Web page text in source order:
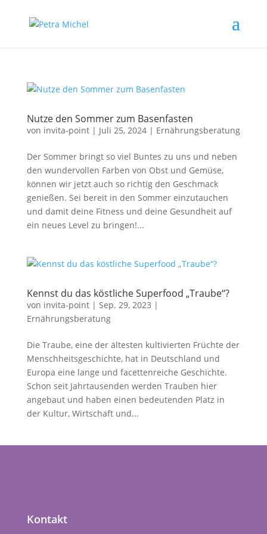
Nutze den Sommer zum Basenfasten
von invita-point| Juli 25, 2024| Ernährungsberatung
Der Sommer bringt so viel Buntes zu uns und neben
den wundervollen Farben von Obst und Gemüse,
können wir jetzt auch so richtig den Geschmack
genießen. Sei bereit in den Sommer einzutauchen
und damit deine Fitness und deine Gesundheit auf
ein neues Level zu bringen!...
Kennst du das köstliche Superfood „Traube“?
von invita-point| Sep. 29, 2023 |
Ernährungsberatung
Die Traube, eine der ältesten kultivierten Früchte der
Menschheitsgeschichte, hat in Deutschland und
Europa eine lange und facettenreiche Geschichte.
Schon seit Jahrtausenden werden Trauben hier
angebaut und haben einen bedeutenden Platz in
der Kultur, Wirtschaft und...
Kontakt